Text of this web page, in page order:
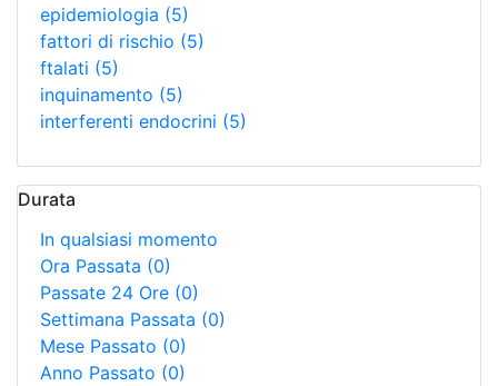
epidemiologia (5)
fattori di rischio (5)
ftalati (5)
inquinamento (5)
interferenti endocrini (5)
Durata
In qualsiasi momento
Ora Passata (0)
Passate 24 Ore (0)
Settimana Passata (0)
Mese Passato (0)
Anno Passato (0)